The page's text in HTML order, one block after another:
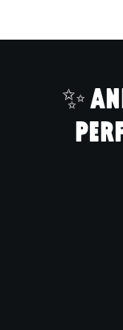
✨